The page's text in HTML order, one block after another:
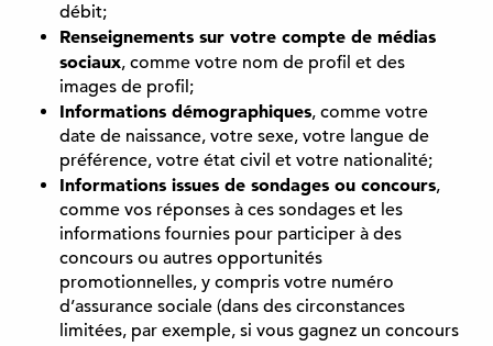
débit;
Renseignements sur votre compte de médias
sociaux, comme votre nom de profil et des
images de profil;
Informations démographiques, comme votre
date de naissance, votre sexe, votre langue de
préférence, votre état civil et votre nationalité;
Informations issues de sondages ou concours,
comme vos réponses à ces sondages et les
informations fournies pour participer à des
concours ou autres opportunités
promotionnelles, y compris votre numéro
d’assurance sociale (dans des circonstances
limitées, par exemple, si vous gagnez un concours